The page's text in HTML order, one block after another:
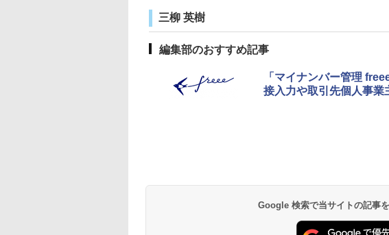
三柳 英樹
編集部のおすすめ記事
「マイナンバー管理
接入力や取引先個人事業
Google 検索で当サイトの記事